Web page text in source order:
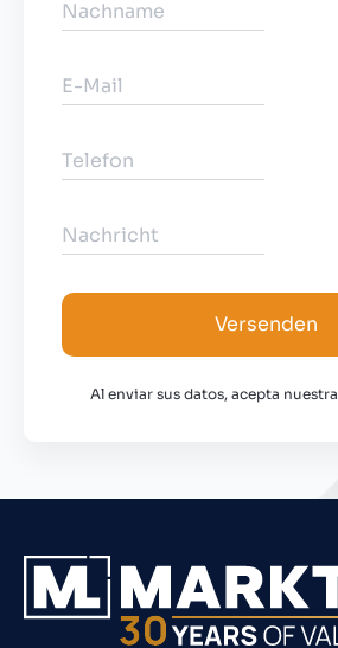
Versenden
Al enviar sus datos, acepta nuestra